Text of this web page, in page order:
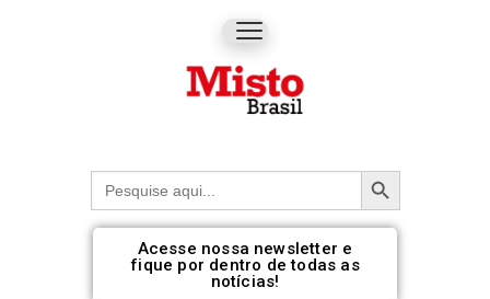
Procurar: Botão de pesquisa
Acesse nossa newsletter e
fique por dentro de todas as
notícias!